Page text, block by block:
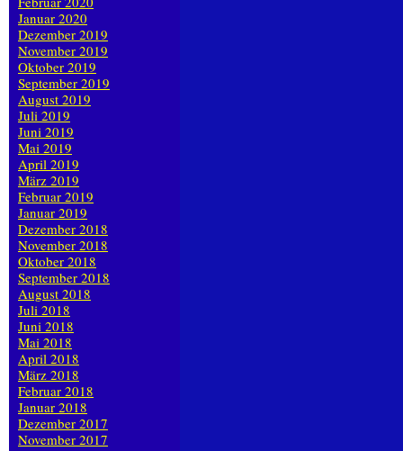
Januar 2020
Dezember 2019
November 2019
Oktober 2019
September 2019
August 2019
Juli 2019
Juni 2019
Mai 2019
April 2019
März 2019
Februar 2019
Januar 2019
Dezember 2018
November 2018
Oktober 2018
September 2018
August 2018
Juli 2018
Juni 2018
Mai 2018
April 2018
März 2018
Februar 2018
Januar 2018
Dezember 2017
November 2017